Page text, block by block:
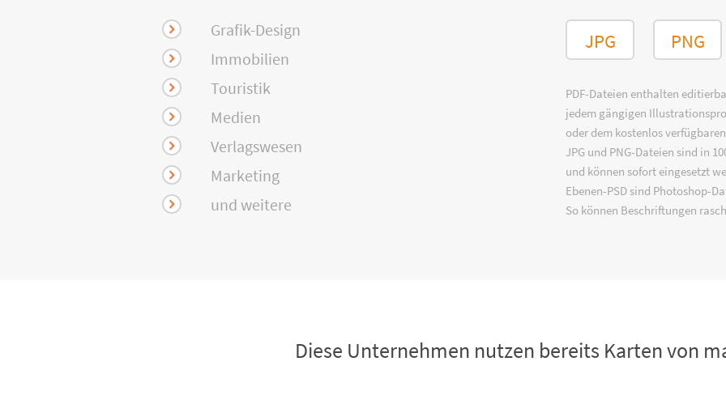
Grafik-Design
Immobilien
Touristik
Medien
Verlagswesen
Marketing
und weitere
JPG PNG
PDF-Dateien enthalten
jedem gängigen
oder dem kostenlos verfügbaren
JPG und PNG-Dateien sind in
und können sofort eingesetzt
Ebenen-PSD sind Photoshop-
So können Beschriftungen
Diese Unternehmen nutzen bereits Karten von